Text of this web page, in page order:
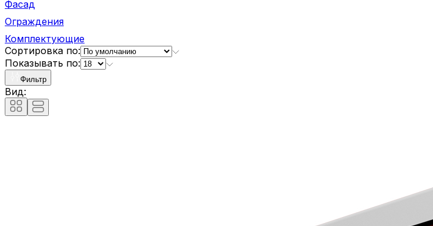
Фасад
Ограждения
Комплектующие
Сортировка по:
Показывать по:
Фильтр
Вид: